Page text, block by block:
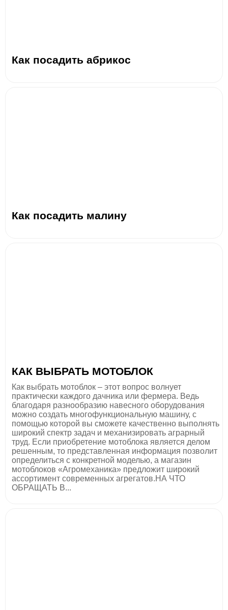
Как посадить абрикос
Как посадить малину
КАК ВЫБРАТЬ МОТОБЛОК
Как выбрать мотоблок – этот вопрос волнует
практически каждого дачника или фермера. Ведь
благодаря разнообразию навесного оборудования
можно создать многофункциональную машину, с
помощью которой вы сможете качественно выполнять
широкий спектр задач и механизировать аграрный
труд. Если приобретение мотоблока является делом
решенным, то представленная информация позволит
определиться с конкретной моделью, а магазин
мотоблоков «Агромеханика» предложит широкий
ассортимент современных агрегатов.НА ЧТО
ОБРАЩАТЬ В...